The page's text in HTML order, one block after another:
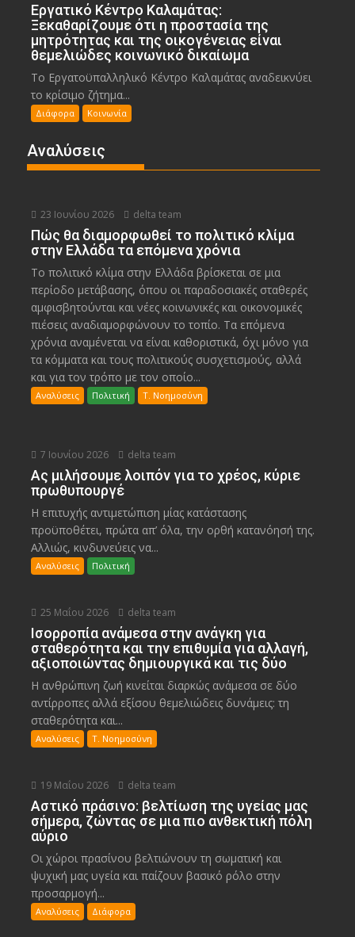
Εργατικό Κέντρο Καλαμάτας:
Ξεκαθαρίζουμε ότι η προστασία της
μητρότητας και της οικογένειας είναι
θεμελιώδες κοινωνικό δικαίωμα
Το Εργατοϋπαλληλικό Κέντρο Καλαμάτας αναδεικνύει
το κρίσιμο ζήτημα...
Διάφορα Κοινωνία
Αναλύσεις
23 Ιουνίου 2026 delta team
Πώς θα διαμορφωθεί το πολιτικό κλίμα
στην Ελλάδα τα επόμενα χρόνια
Το πολιτικό κλίμα στην Ελλάδα βρίσκεται σε μια
περίοδο μετάβασης, όπου οι παραδοσιακές σταθερές
αμφισβητούνται και νέες κοινωνικές και οικονομικές
πιέσεις αναδιαμορφώνουν το τοπίο. Τα επόμενα
χρόνια αναμένεται να είναι καθοριστικά, όχι μόνο για
τα κόμματα και τους πολιτικούς συσχετισμούς, αλλά
και για τον τρόπο με τον οποίο...
Αναλύσεις Πολιτική Τ. Νοημοσύνη
7 Ιουνίου 2026 delta team
Ας μιλήσουμε λοιπόν για το χρέος, κύριε
πρωθυπουργέ
Η επιτυχής αντιμετώπιση μίας κατάστασης
προϋποθέτει, πρώτα απ’ όλα, την ορθή κατανόησή της.
Αλλιώς, κινδυνεύεις να...
Αναλύσεις Πολιτική
25 Μαΐου 2026 delta team
Ισορροπία ανάμεσα στην ανάγκη για
σταθερότητα και την επιθυμία για αλλαγή,
αξιοποιώντας δημιουργικά και τις δύο
Η ανθρώπινη ζωή κινείται διαρκώς ανάμεσα σε δύο
αντίρροπες αλλά εξίσου θεμελιώδεις δυνάμεις: τη
σταθερότητα και...
Αναλύσεις Τ. Νοημοσύνη
19 Μαΐου 2026 delta team
Αστικό πράσινο: βελτίωση της υγείας μας
σήμερα, ζώντας σε μια πιο ανθεκτική πόλη
αύριο
Οι χώροι πρασίνου βελτιώνουν τη σωματική και
ψυχική μας υγεία και παίζουν βασικό ρόλο στην
προσαρμογή...
Αναλύσεις Διάφορα